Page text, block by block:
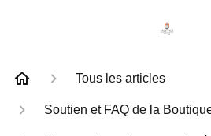
Tous les articles
Soutien et FAQ de la